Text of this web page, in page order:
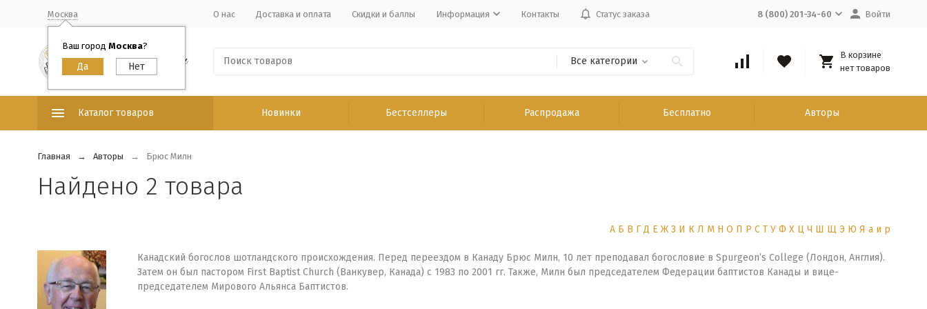
Москва
Ваш город Москва?
О нас Доставка и оплата Скидки и баллы Информация Контакты Статус заказа 8 (800) 201-34-60 Войти
Все категории
В корзине
нет товаров
Каталог товаров Новинки Бестселлеры Распродажа Бесплатно Авторы
Главная Авторы Брюс Милн
Найдено 2 товара
А Б В Г Д Е Ж З И К Л М Н О П Р С Т У Ф Х Ц Ч Ш Щ Э Ю Я а и р
Канадский богослов шотландского происхождения. Перед переездом в Канаду Брюс Милн, 10 лет преподавал богословие в Spurgeon’s College (Лондон, Англия).
Затем он был пастором First Baptist Church (Ванкувер, Канада) с 1983 по 2001 гг. Также, Милн был председателем Федерации баптистов Канады и вице-
председателем Мирового Альянса Баптистов.